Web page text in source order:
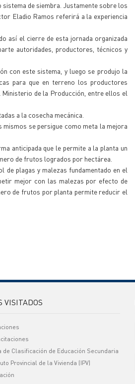
de siembra. Justamente sobre los
Eladio Ramos referirá a la experiencia
así el cierre de esta jornada organizada
autoridades, productores, técnicos y
con este sistema, y luego se produjo la
para que en terreno los productores
de la Producción, entre ellos el
a la cosecha mecánica.
se persigue como meta la mejora
anticipada que le permite a la planta un
de frutos logrados por hectárea.
de plagas y malezas fundamentado en el
mejor con las malezas por efecto de
de frutos por planta permite reducir el
VISITADOS
de Clasificación de Educación Secundaria
Provincial de la Vivienda (IPV)